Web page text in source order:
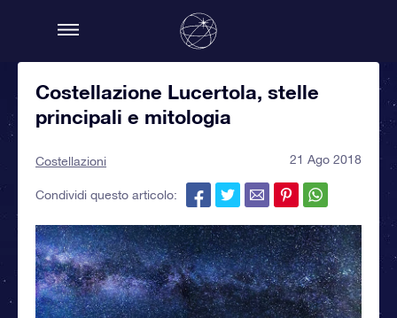
Costellazione Lucertola, stelle
principali e mitologia
Costellazioni 21 Ago 2018
Condividi questo articolo: